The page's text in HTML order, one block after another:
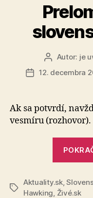
Autor
článku
Autor: je
Dátum
12. decembra
Ak sa potvrdí,
vesmíru (rozhovor).
Značky
Aktuality.sk,
Hawking, Živé.sk